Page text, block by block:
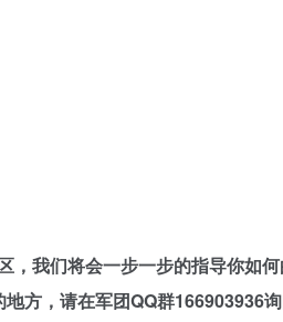
我们将会一步一步的指导你如
方，请在军团QQ群166903936